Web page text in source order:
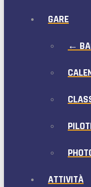
GARE
←
ATTIVITÀ